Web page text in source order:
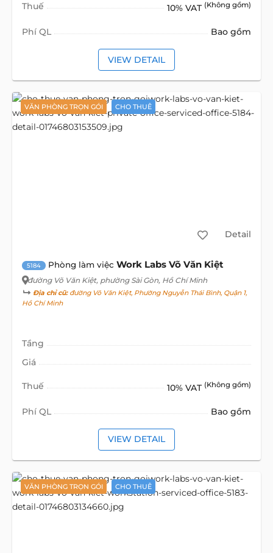
Thuế 10% VAT (Không gồm)
Phí QL Bao gồm
VIEW DETAIL
VĂN PHÒNG TRỌN GÓI CHO THUÊ
Detail
5184 Phòng làm việc Work Labs Võ Văn Kiệt
đường Võ Văn Kiệt, phường Sài Gòn, Hồ Chí Minh
Địa chỉ cũ:đường Võ Văn Kiệt, Phường Nguyễn Thái Bình, Quận 1,
Hồ Chí Minh
Tầng
Giá
Thuế 10% VAT (Không gồm)
Phí QL Bao gồm
VIEW DETAIL
VĂN PHÒNG TRỌN GÓI CHO THUÊ